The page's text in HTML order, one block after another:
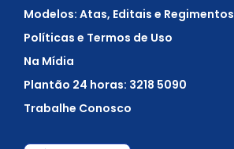
Modelos: Atas, Editais e Regimentos
Políticas e Termos de Uso
Na Mídia
Plantão 24 horas: 3218 5090
Trabalhe Conosco